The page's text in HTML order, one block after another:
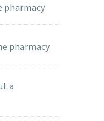
pharmacy
pharmacy
a